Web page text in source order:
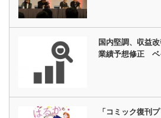
国内堅調、収益
業績予想修正
「コミック復刊